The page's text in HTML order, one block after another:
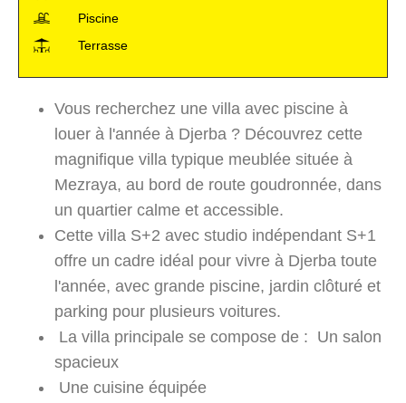
Piscine
Terrasse
Vous recherchez une villa avec piscine à
louer à l'année à Djerba ? Découvrez cette
magnifique villa typique meublée située à
Mezraya, au bord de route goudronnée, dans
un quartier calme et accessible.
Cette villa S+2 avec studio indépendant S+1
offre un cadre idéal pour vivre à Djerba toute
l'année, avec grande piscine, jardin clôturé et
parking pour plusieurs voitures.
La villa principale se compose de : Un salon
spacieux
Une cuisine équipée